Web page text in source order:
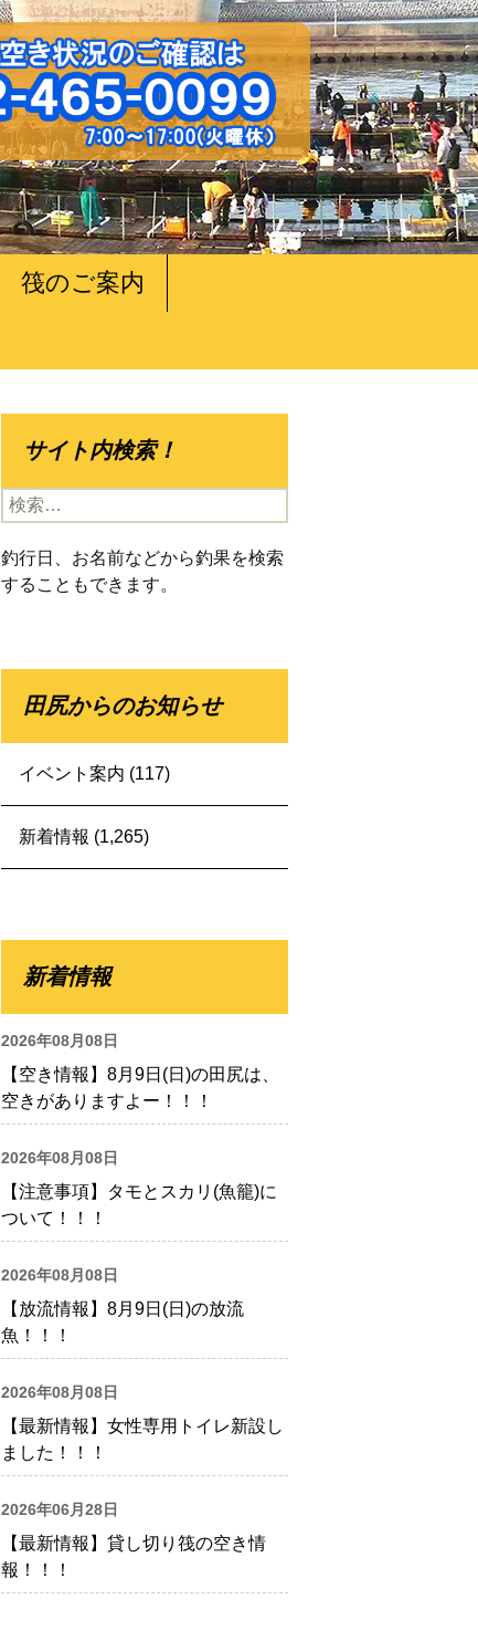
筏のご案内
サイト内検索！
検
索:
釣行日、お名前などから釣果を検索
することもできます。
田尻からのお知らせ
イベント案内 (117)
新着情報 (1,265)
新着情報
2026年08月08日
【空き情報】8月9日(日)の田尻は、
空きがありますよー！！！
2026年08月08日
【注意事項】タモとスカリ(魚籠)に
ついて！！！
2026年08月08日
【放流情報】8月9日(日)の放流
魚！！！
2026年08月08日
【最新情報】女性専用トイレ新設し
ました！！！
2026年06月28日
【最新情報】貸し切り筏の空き情
報！！！